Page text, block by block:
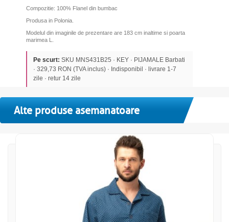
Compozitie: 100% Flanel din bumbac
Produsa in Polonia.
Modelul din imaginile de prezentare are 183 cm inaltime si poarta
marimea L.
Pe scurt: SKU MNS431B25 · KEY · PIJAMALE Barbati
· 329,73 RON (TVA inclus) · Indisponibil · livrare 1-7
zile · retur 14 zile
Alte produse asemanatoare